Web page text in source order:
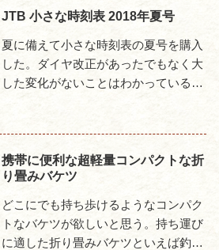
よい。...
JTB 小さな時刻表 2018年夏号
夏に備えて小さな時刻表の夏号を購入
した。ダイヤ改正があったでもなく大
した変化がないことはわかっているの
で春号のままでも問題ないけど、微妙
な変更や臨時列車のことがあるので一
携帯に便利な超軽量コンパクトな折
り畳みバケツ
どこにでも持ち歩けるようなコンパク
トなバケツが欲しいと思う。持ち運び
に適した折り畳みバケツといえば釣り